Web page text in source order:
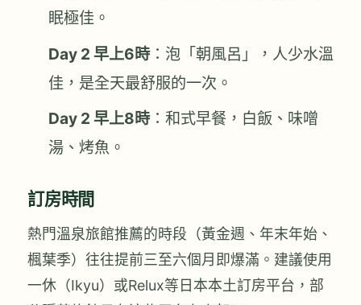
眠極佳。
Day 2 早上6時：泡「朝風呂」，人少水溫
佳，是全天最舒服的一次。
Day 2 早上8時：和式早餐，白飯、味噌
湯、烤魚。
訂房時間
熱門溫泉旅館推薦的時段（黃金週、年末年始、
楓葉季）往往提前三至六個月即爆滿。建議使用
一休（Ikyu）或Relux等日本本土訂房平台，部